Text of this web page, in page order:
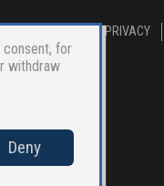
PRIVACY
for
withdraw
Deny